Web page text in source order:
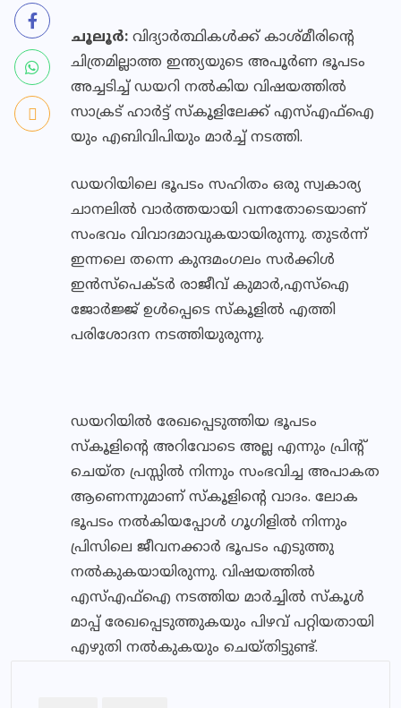
ചൂലൂര്‍: വിദ്യാര്‍ത്ഥികള്‍ക്ക് കാശ്മീരിന്റെ
ചിത്രമില്ലാത്ത ഇന്ത്യയുടെ അപൂര്‍ണ ഭൂപടം
അച്ചടിച്ച് ഡയറി നല്‍കിയ വിഷയത്തില്‍
സാക്രട് ഹാര്‍ട്ട് സ്‌കൂളിലേക്ക് എസ്എഫ്‌ഐ
യും എബിവിപിയും മാര്‍ച്ച് നടത്തി.
ഡയറിയിലെ ഭൂപടം സഹിതം ഒരു സ്വകാര്യ
ചാനലില്‍ വാര്‍ത്തയായി വന്നതോടെയാണ്
സംഭവം വിവാദമാവുകയായിരുന്നു. തുടര്‍ന്ന്
ഇന്നലെ തന്നെ കുന്ദമംഗലം സര്‍ക്കിള്‍
ഇന്‍സ്പെക്ടര്‍ രാജീവ് കുമാര്‍,എസ്ഐ
ജോര്‍ജ്ജ് ഉള്‍പ്പെടെ സ്‌കൂളില്‍ എത്തി
പരിശോദന നടത്തിയുരുന്നു.
ഡയറിയില്‍ രേഖപ്പെടുത്തിയ ഭൂപടം
സ്‌കൂളിന്റെ അറിവോടെ അല്ല എന്നും പ്രിന്റ്
ചെയ്ത പ്രസ്സില്‍ നിന്നും സംഭവിച്ച അപാകത
ആണെന്നുമാണ് സ്‌കൂളിന്റെ വാദം. ലോക
ഭൂപടം നല്‍കിയപ്പോള്‍ ഗൂഗിളില്‍ നിന്നും
പ്രിസിലെ ജീവനക്കാര്‍ ഭൂപടം എടുത്തു
നല്‍കുകയായിരുന്നു. വിഷയത്തില്‍
എസ്എഫ്‌ഐ നടത്തിയ മാര്‍ച്ചില്‍ സ്‌കൂള്‍
മാപ്പ് രേഖപ്പെടുത്തുകയും പിഴവ് പറ്റിയതായി
എഴുതി നല്‍കുകയും ചെയ്തിട്ടുണ്ട്.